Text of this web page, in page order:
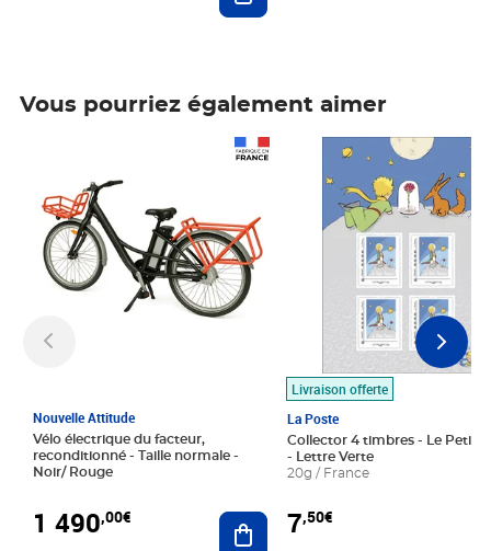
Vous pourriez également aimer
Nouvelle Attitude
Vélo électrique du facteur,
reconditionné - Taille normale -
Noir/ Rouge
1 490,00€ Ajouter au panier
Livraison offerte
La Poste
Collector 4 timbres - Le Petit
- Lettre Verte
20g / France
7,50€
Prix 7,50€